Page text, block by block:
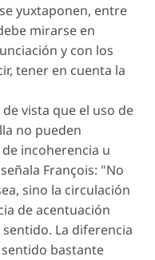
yuxtaponen, entre
mirarse en
y con los
tener en cuenta la
vista que el uso de
no pueden
incoherencia u
François: "No
sino la circulación
de acentuación
La diferencia
bastante